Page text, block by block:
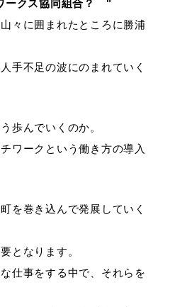
ークス協同組合？ "
々に囲まれたところに勝浦
手不足の波にのまれていく
歩んでいくのか。
ワークという働き方の導入
を巻き込んで発展していく
となります。
仕事をする中で、それらを